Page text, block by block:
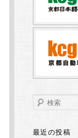
検
索
最近の投稿